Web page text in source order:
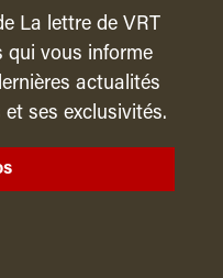
La lettre de VRT
qui vous informe
actualités
ses exclusivités.